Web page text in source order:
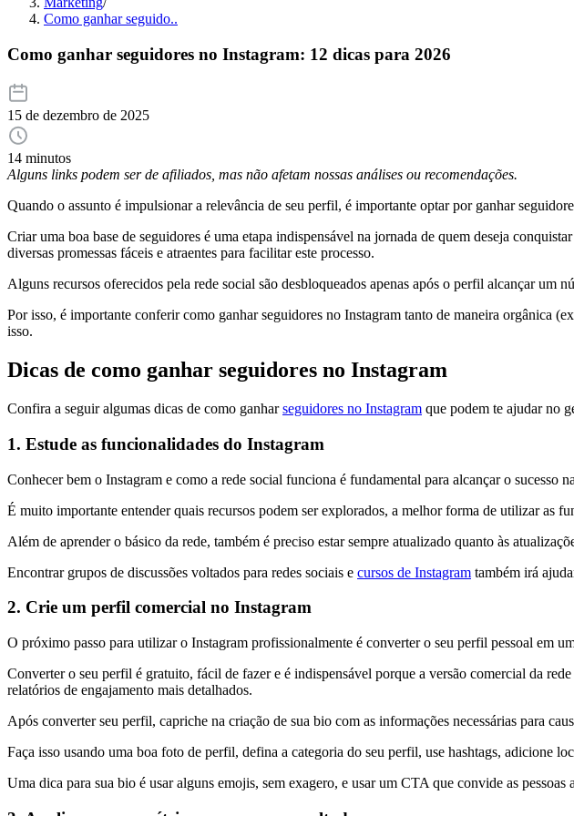
Como ganhar seguido..
Como ganhar seguidores no Instagram: 12 dicas para 2026
15 de dezembro de 2025
14 minutos
Alguns links podem ser de afiliados, mas não afetam nossas análises ou recomendações.
Quando o assunto é impulsionar a relevância de seu perfil, é importante optar por ganhar
Criar uma boa base de seguidores é uma etapa indispensável na jornada de quem deseja
diversas promessas fáceis e atraentes para facilitar este processo.
Alguns recursos oferecidos pela rede social são desbloqueados apenas após o perfil alcançar um
Por isso, é importante conferir como ganhar seguidores no Instagram tanto de maneira orgânica
isso.
Dicas de como ganhar seguidores no Instagram
Confira a seguir algumas dicas de como ganharseguidores no Instagram que podem te ajudar no
1. Estude as funcionalidades do Instagram
Conhecer bem o Instagram e como a rede social funciona é fundamental para alcançar o sucesso
É muito importante entender quais recursos podem ser explorados, a melhor forma de utilizar as
Além de aprender o básico da rede, também é preciso estar sempre atualizado quanto às
Encontrar grupos de discussões voltados para redes sociais e cursos de Instagram também irá
2. Crie um perfil comercial no Instagram
O próximo passo para utilizar o Instagram profissionalmente é converter o seu perfil pessoal em
Converter o seu perfil é gratuito, fácil de fazer e é indispensável porque a versão comercial da
relatórios de engajamento mais detalhados.
Após converter seu perfil, capriche na criação de sua bio com as informações necessárias para
Faça isso usando uma boa foto de perfil, defina a categoria do seu perfil, use hashtags, adicione
Uma dica para sua bio é usar alguns emojis, sem exagero, e usar um CTA que convide as